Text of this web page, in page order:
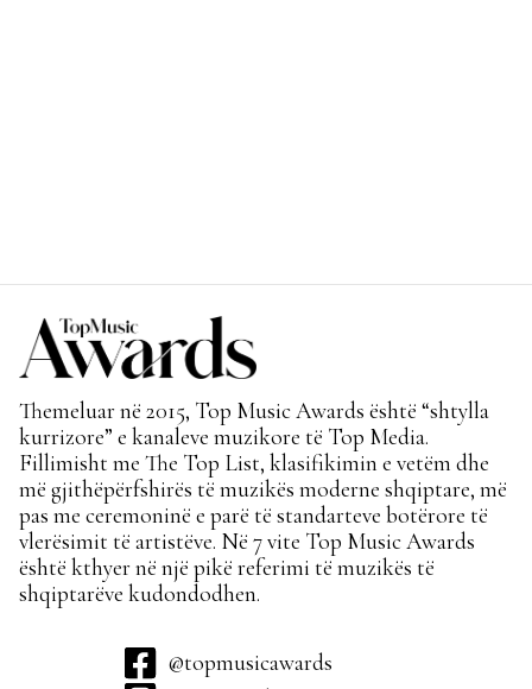
Themeluar në 2015, Top Music Awards është “shtylla
kurrizore” e kanaleve muzikore të Top Media.
Fillimisht me The Top List, klasifikimin e vetëm dhe
më gjithëpërfshirës të muzikës moderne shqiptare, më
pas me ceremoninë e parë të standarteve botërore të
vlerësimit të artistëve. Në 7 vite Top Music Awards
është kthyer në një pikë referimi të muzikës të
shqiptarëve kudondodhen.
@topmusicawards